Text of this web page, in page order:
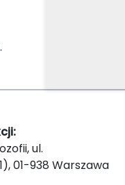
ul.
01-938 Warszawa